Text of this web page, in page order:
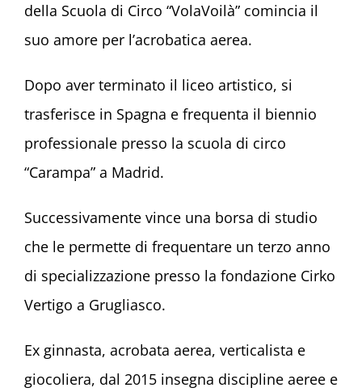
della Scuola di Circo “VolaVoilà” comincia il
suo amore per l’acrobatica aerea.
Dopo aver terminato il liceo artistico, si
trasferisce in Spagna e frequenta il biennio
professionale presso la scuola di circo
“Carampa” a Madrid.
Successivamente vince una borsa di studio
che le permette di frequentare un terzo anno
di specializzazione presso la fondazione Cirko
Vertigo a Grugliasco.
Ex ginnasta, acrobata aerea, verticalista e
giocoliera, dal 2015 insegna discipline aeree e